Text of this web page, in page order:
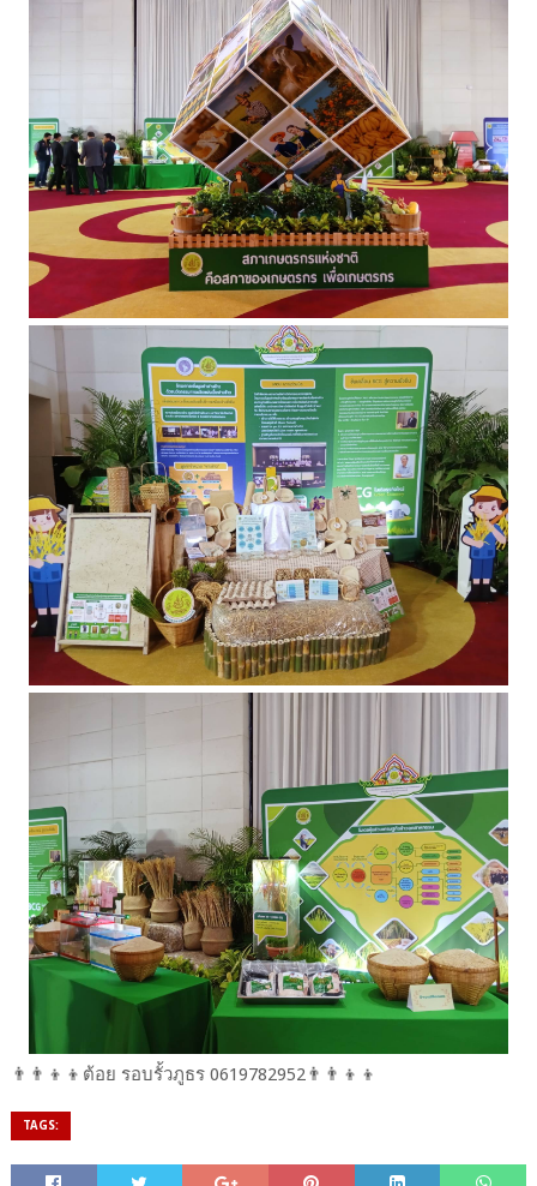
👨‍👨‍👦‍👦ต้อย​ รอบรั้วภูธร​ 0619782952​👨‍👨‍👦‍👦
TAGS: